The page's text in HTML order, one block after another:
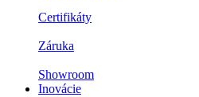
Certifikáty
Záruka
Showroom
Inovácie